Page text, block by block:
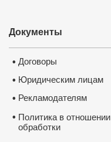
Документы
• Договоры
• Юридическим лицам
• Рекламодателям
• Политика в отношении
обработки